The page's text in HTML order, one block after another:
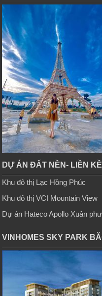
DỰ ÁN ĐẤT NỀN- LIỀN
Khu đô thị Lạc Hồng Phúc
Khu đô thị VCI Mountain View
Dự án Hateco Apollo Xuân
VINHOMES SKY PARK